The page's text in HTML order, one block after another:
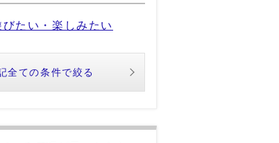
びたい・楽しみたい
全ての条件で絞る